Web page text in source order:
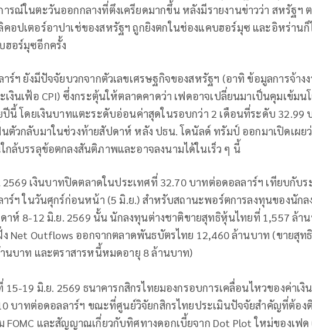
รณ์ในตะวันออกกลางที่ตึงเครียดมากขึ้น หลังมีรายงานข่าวว่า สหรัฐฯ
อปเตอร์อาปาเช่ของสหรัฐฯ ถูกยิงตกในช่องแคบฮอร์มุซ และอิหร่านก็
ฮอร์มุซอีกครั้ง
ร์ฯ ยังมีปัจจัยบวกจากตัวเลขเศรษฐกิจของสหรัฐฯ (อาทิ ข้อมูลการจ้าง
งินเฟ้อ CPI) ซึ่งกระตุ้นให้ตลาดคาดว่า เฟดอาจเปลี่ยนมาเป็นคุมเข้มน
ปีนี้ โดยเงินบาทแตะระดับอ่อนค่าสุดในรอบกว่า 2 เดือนที่ระดับ 32.99
ตัวกลับมาในช่วงท้ายสัปดาห์ หลัง ปธน. โดนัลด์ ทรัมป์ ออกมาเปิดเผย
กล้บรรลุข้อตกลงสันติภาพและอาจลงนามได้ในเร็ว ๆ นี้
เงินบาทปิดตลาดในประเทศที่ 32.70 บาทต่อดอลลาร์ฯ เทียบกับร
ร์ฯ ในวันศุกร์ก่อนหน้า (5 มิ.ย.) สำหรับสถานะพอร์ตการลงทุนของนัก
าห์ 8-12 มิ.ย. 2569 นั้น นักลงทุนต่างชาติขายสุทธิหุ้นไทยที่ 1,557 ล้า
Net Outflows ออกจากตลาดพันธบัตรไทย 12,460 ล้านบาท (ขายสุทธิ
นบาท และตราสารหนี้หมดอายุ 8 ล้านบาท)
19 มิ.ย. 2569 ธนาคารกสิกรไทยมองกรอบการเคลื่อนไหวของค่าเงิ
บาทต่อดอลลาร์ฯ ขณะที่ศูนย์วิจัยกสิกรไทยประเมินปัจจัยสำคัญที่ต้อง
FOMC และสัญญาณเกี่ยวกับทิศทางดอกเบี้ยจาก Dot Plot ใหม่ของเฟด